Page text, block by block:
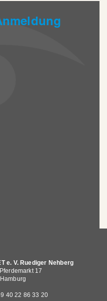
e. V. Ruediger Nehberg
17
40 22 86 33 20